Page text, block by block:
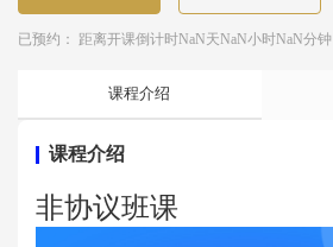
已预约： 距离开课倒计时NaN天NaN小时NaN分钟
课程介绍
课程介绍
非协议班课